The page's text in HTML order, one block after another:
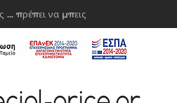
... πρέπει να μπεις